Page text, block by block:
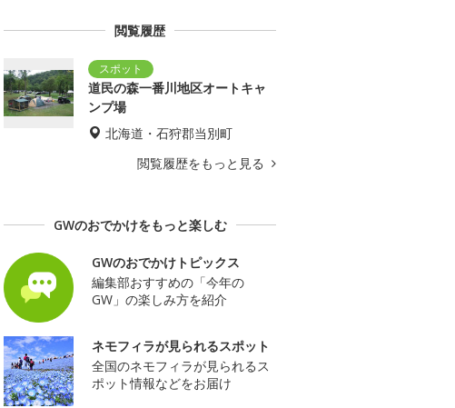
閲覧履歴
道民の森一番川地区オートキャ
ンプ場
北海道・石狩郡当別町
閲覧履歴をもっと見る
GWのおでかけをもっと楽しむ
GWのおでかけトピックス
編集部おすすめの「今年の
GW」の楽しみ方を紹介
ネモフィラが見られるスポット
全国のネモフィラが見られるス
ポット情報などをお届け